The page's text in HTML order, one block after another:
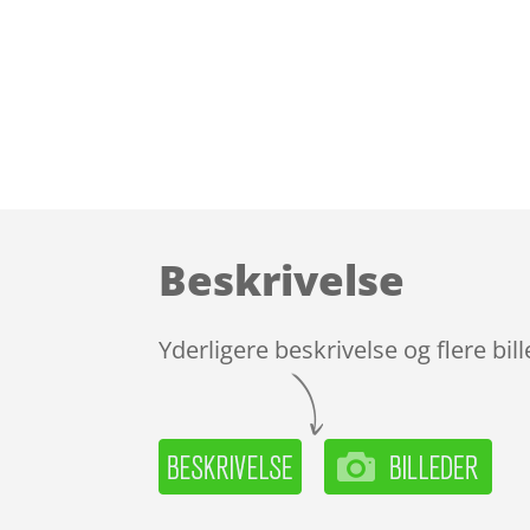
Beskrivelse
Yderligere beskrivelse og flere